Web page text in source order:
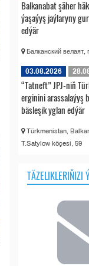
Balkanabat şäher
ýaşaýyş jaýlaryny
edýär
Балканский велаят,
03.08.2026
“Tatneft” JPJ-niň
erginini arassalaýyş
bäsleşik yglan edýär
Türkmenistan,
T.Satylow köçesi, 59
TÄZELIKLERIŇIZI